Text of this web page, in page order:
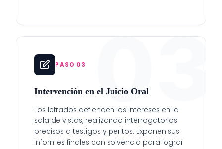
03
PASO 03
Intervención en el Juicio Oral
Los letrados defienden los intereses en la
sala de vistas, realizando interrogatorios
precisos a testigos y peritos. Exponen sus
informes finales con solvencia para lograr